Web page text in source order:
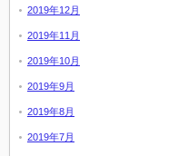
2019年12月
2019年11月
2019年10月
2019年9月
2019年8月
2019年7月